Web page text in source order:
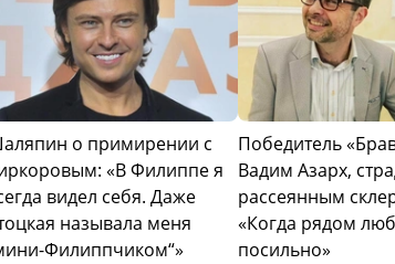
о примирении с
«В Филиппе я
видел себя. Даже
называла меня
Филиппчиком“»
Победитель
Вадим Азарх,
рассеянным
«Когда рядом
посильно»